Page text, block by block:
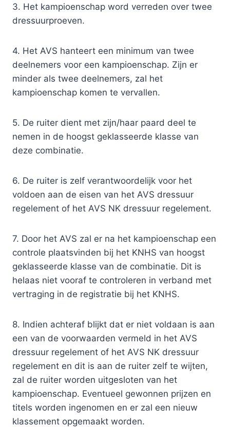
3. Het kampioenschap word verreden over twee
dressuurproeven.
4. Het AVS hanteert een minimum van twee
deelnemers voor een kampioenschap. Zijn er
minder als twee deelnemers, zal het
kampioenschap komen te vervallen.
5. De ruiter dient met zijn/haar paard deel te
nemen in de hoogst geklasseerde klasse van
deze combinatie.
6. De ruiter is zelf verantwoordelijk voor het
voldoen aan de eisen van het AVS dressuur
regelement of het AVS NK dressuur regelement.
7. Door het AVS zal er na het kampioenschap een
controle plaatsvinden bij het KNHS van hoogst
geklasseerde klasse van de combinatie. Dit is
helaas niet vooraf te controleren in verband met
vertraging in de registratie bij het KNHS.
8. Indien achteraf blijkt dat er niet voldaan is aan
een van de voorwaarden vermeld in het AVS
dressuur regelement of het AVS NK dressuur
regelement en dit is aan de ruiter zelf te wijten,
zal de ruiter worden uitgesloten van het
kampioenschap. Eventueel gewonnen prijzen en
titels worden ingenomen en er zal een nieuw
klassement opgemaakt worden.